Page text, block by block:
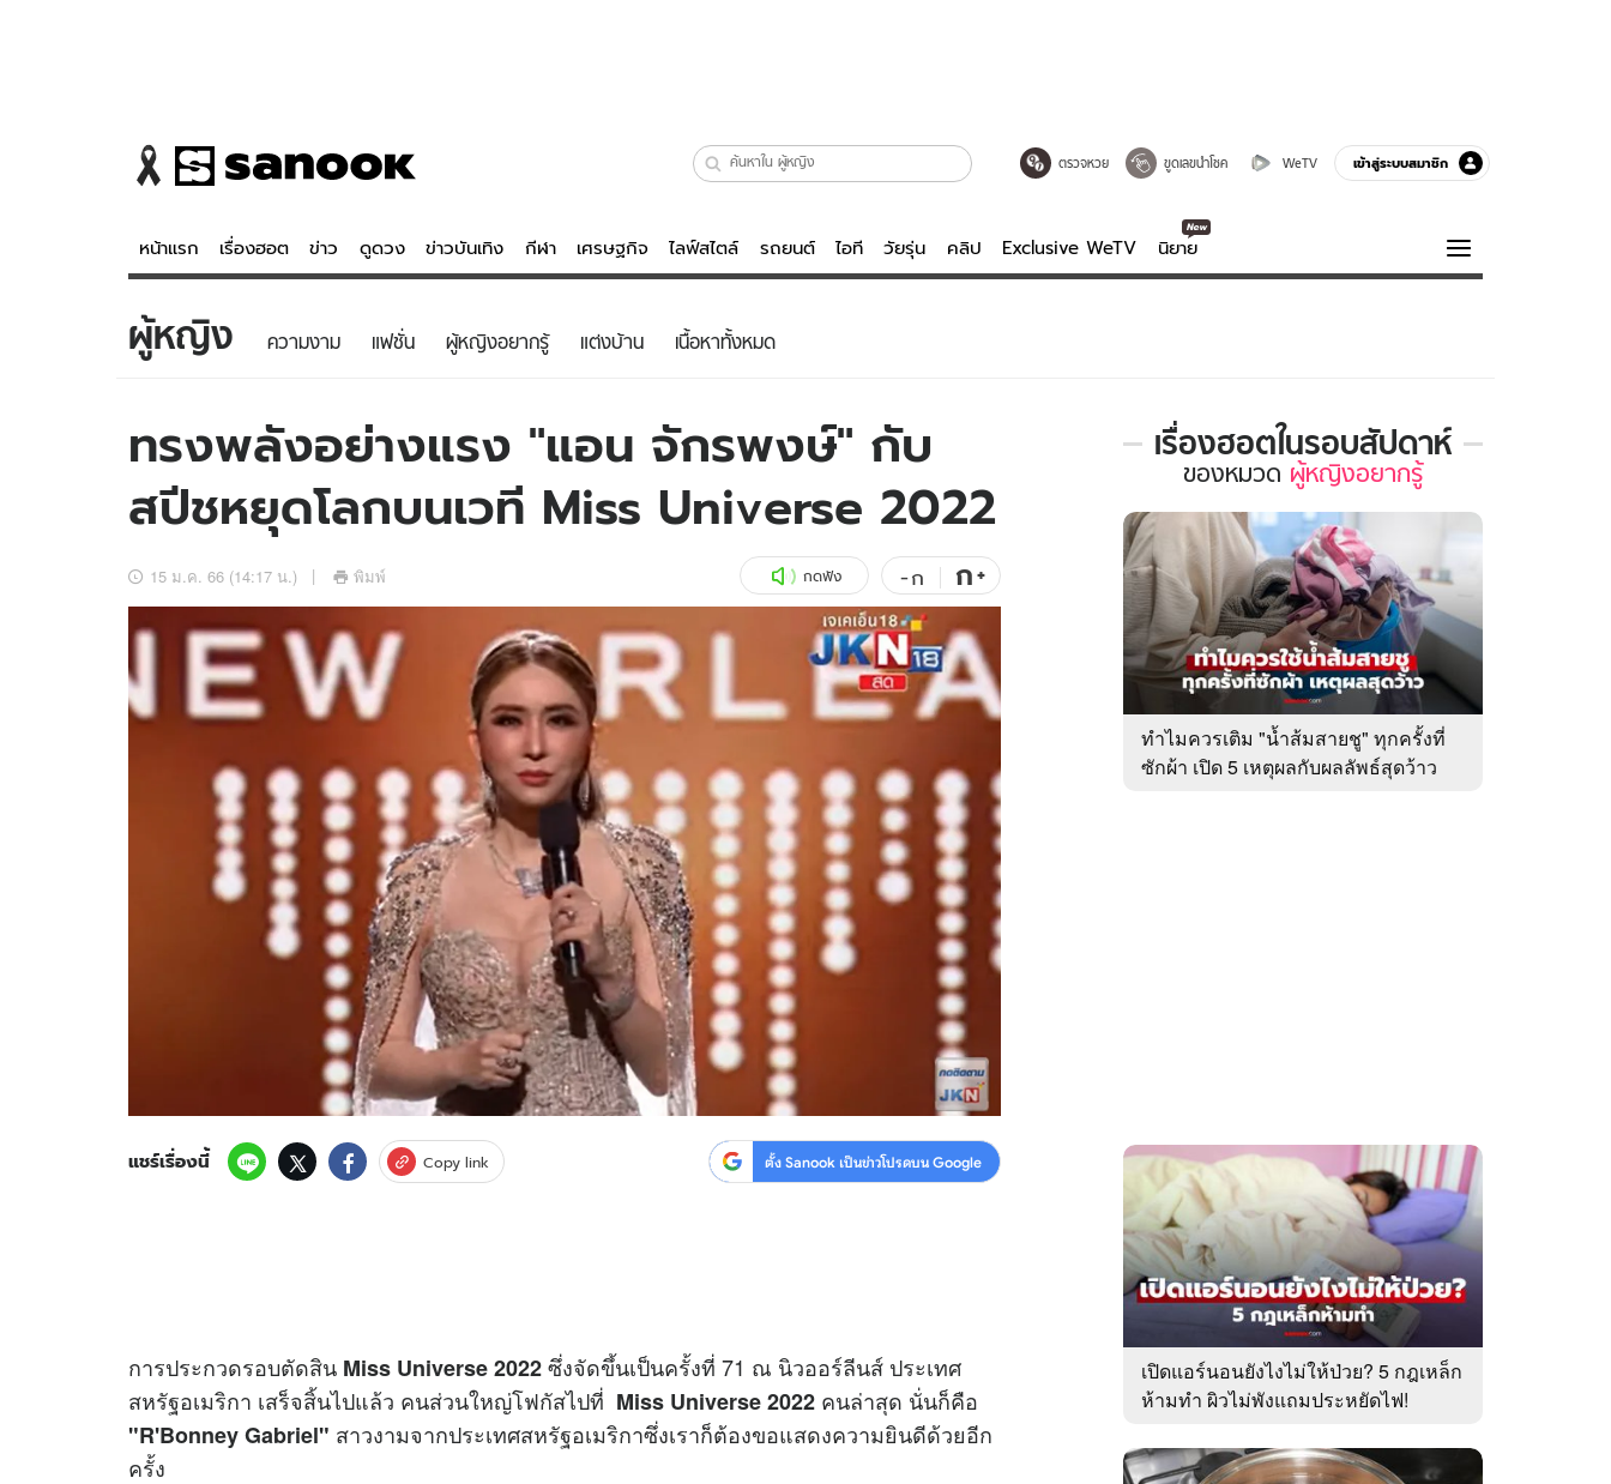
ตรวจหวย ขูดเลขนำโชค WeTV เข้าสู่ระบบสมาชิก
หน้าแรก เรื่องฮอต ข่าว ดูดวง ข่าวบันเทิง กีฬา เศรษฐกิจ ไลฟ์สไตล์ รถยนต์ ไอที วัยรุ่น คลิป Exclusive WeTV นิยาย
ข่าว
ข่าวบันเทิง
ข่าวกีฬา
ข่าวเศรษฐกิจ
อัปเดตจีน
เช็กข่าวชัวร์
ดูดวง - ตรวจหวย
สถิติหวยไทย
หวยลาว
ไลฟ์สไตล์
วัยรุ่น
ไอที
สุขภาพ
เที่ยว-กิน
Tasteful Thailand
Sanook Choice
คลิป
ดูทีวี
WeTV
Exclusive WeTV
นิยาย
ดาวน์โหลดสนุกแอปฟรี ติดตามสนุกโซเชียลได้ที่
สงวนลิขสิทธิ์ ©2569 บริษัท อิมเมจ ฟิวเจอร์ (ประเทศไทย) จำกัด
ผู้หญิง ความงาม แฟชั่น ผู้หญิงอยากรู้ แต่งบ้าน เนื้อหาทั้งหมด
ทรงพลังอย่างแรง "แอน จักรพงษ์" กับ
สปีชหยุดโลกบนเวที Miss Universe 2022
15 ม.ค. 66 (14:17 น.) พิมพ์ กดฟัง -ก ก+
แชร์เรื่องนี้ Copy link ตั้ง Sanook เป็นข่าวโปรดบน Google
การประกวดรอบตัดสิน Miss Universe 2022ซึ่งจัดขึ้นเป็นครั้งที่ 71 ณ นิวออร์ลีนส์ ประเทศ
สหรัฐอเมริกา เสร็จสิ้นไปแล้ว คนส่วนใหญ่โฟกัสไปที่ Miss Universe 2022 คนล่าสุด นั่นก็คือ
"R'Bonney Gabriel" สาวงามจากประเทศสหรัฐอเมริกาซึ่งเราก็ต้องขอแสดงความยินดีด้วยอีก
ครั้ง
เรื่องฮอตในรอบสัปดาห์
เรื่อง
ใน
รอบ
สัปดาห์
ของ
หมวด
ผู้
หญิง
อยาก
ของหมวด ผู้หญิงอยากรู้
ทำไมควรเติม "น้ำส้มสายชู" ทุกครั้งที่
ซักผ้า เปิด 5 เหตุผลกับผลลัพธ์สุดว้าว
เปิดแอร์นอนยังไงไม่ให้ป่วย? 5 กฎเหล็ก
ห้ามทำ ผิวไม่พังแถมประหยัดไฟ!